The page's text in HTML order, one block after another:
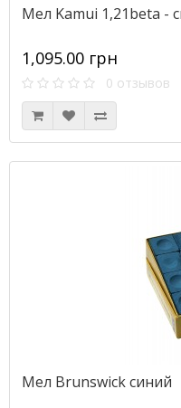
Мел Kamui 1,21beta -
1,095.00 грн
0 отзывов
Мел Brunswick синий